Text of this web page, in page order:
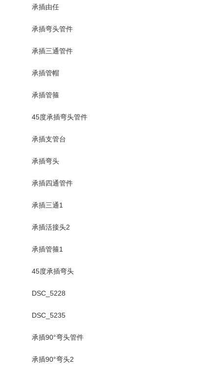
承插由任
承插弯头管件
承插三通管件
承插管帽
承插管箍
45度承插弯头管件
承插支管台
承插弯头
承插四通管件
承插三通1
承插活接头2
承插管箍1
45度承插弯头
DSC_5228
DSC_5235
承插90°弯头管件
承插90°弯头2